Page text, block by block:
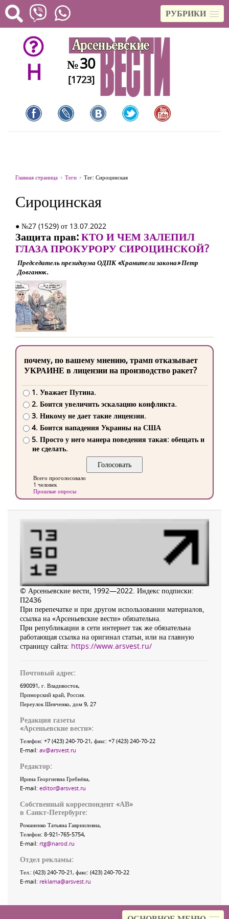
РУБРИКИ
H №30
[1723]
Главная страница Теги Тег: Сироцинская
Сироцинская
● №27 (1529) от 13.07.2022
Защита прав:КТО И ЧЕМ ЗАЛЕПИЛ
ГЛАЗА ПРОКУРОРУ СИРОЦИНСКОЙ?
Председатель президиума ОДПК «Хранители закона» Петр
Довганюк.
почему, по вашему мнению, трамп отказывает
УКРАИНЕ в лицензии на производство ракет?
1. Уважает Путина.
2. Боится увеличить эскалацию конфликта.
3. Никому не дает такие лицензии.
4. Боится нападения Украины на США
5. Просто у него манера поведения такая: обещать и
не сделать.
Всего проголосовало
1 человек
Прошлые опросы
© Арсеньевские вести, 1992—2022. Индекс подписки:
П2436
При перепечатке и при другом использовании материалов,
ссылка на «Арсеньевские вести» обязательна.
При републикации в сети интернет так же обязательна
работающая ссылка на оригинал статьи, или на главную
страницу сайта: https://www.arsvest.ru/
Почтовый адрес:
690091, г. Владивосток,
Приморский край, Россия
Переулок Шевченко, дом 9, 27
Редакция газеты
«Арсеньевские вести»:
Телефон: +7 (423) 240-70-21, факс: +7 (423) 240-70-22
E-mail: av@arsvest.ru
Редактор:
Ирина Георгиевна Гребнёва,
E-mail: editor@arsvest.ru
Собственный корреспондент «АВ»
в Санкт-Петербурге:
Романенко Татьяна Гаврииловна,
Телефон: 8-921-765-5754,
E-mail: rtg@narod.ru
Отдел рекламы:
Тел.: (423) 240-70-21, факс: (423) 240-70-22
E-mail: reklama@arsvest.ru